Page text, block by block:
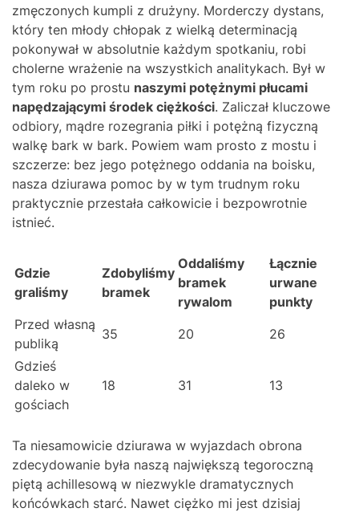
zmęczonych kumpli z drużyny. Morderczy dystans,
który ten młody chłopak z wielką determinacją
pokonywał w absolutnie każdym spotkaniu, robi
cholerne wrażenie na wszystkich analitykach. Był w
tym roku po prostu naszymi potężnymi płucami
napędzającymi środek ciężkości. Zaliczał kluczowe
odbiory, mądre rozegrania piłki i potężną fizyczną
walkę bark w bark. Powiem wam prosto z mostu i
szczerze: bez jego potężnego oddania na boisku,
nasza dziurawa pomoc by w tym trudnym roku
praktycznie przestała całkowicie i bezpowrotnie
istnieć.
Gdzie
graliśmy
Zdobyliśmy
bramek
Oddaliśmy
bramek
rywalom
Łącznie
urwane
punkty
Przed własną
publiką
35 20
26
Gdzieś
daleko w
gościach
18 31 13
Ta niesamowicie dziurawa w wyjazdach obrona
zdecydowanie była naszą największą tegoroczną
piętą achillesową w niezwykle dramatycznych
końcówkach starć. Nawet ciężko mi jest dzisiaj